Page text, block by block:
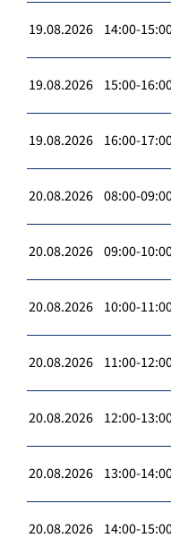
19.08.2026 14:00-
19.08.2026 15:00-
19.08.2026 16:00-
20.08.2026 08:00-
20.08.2026 09:00-
20.08.2026 10:00-
20.08.2026 11:00-
20.08.2026 12:00-
20.08.2026 13:00-
20.08.2026 14:00-